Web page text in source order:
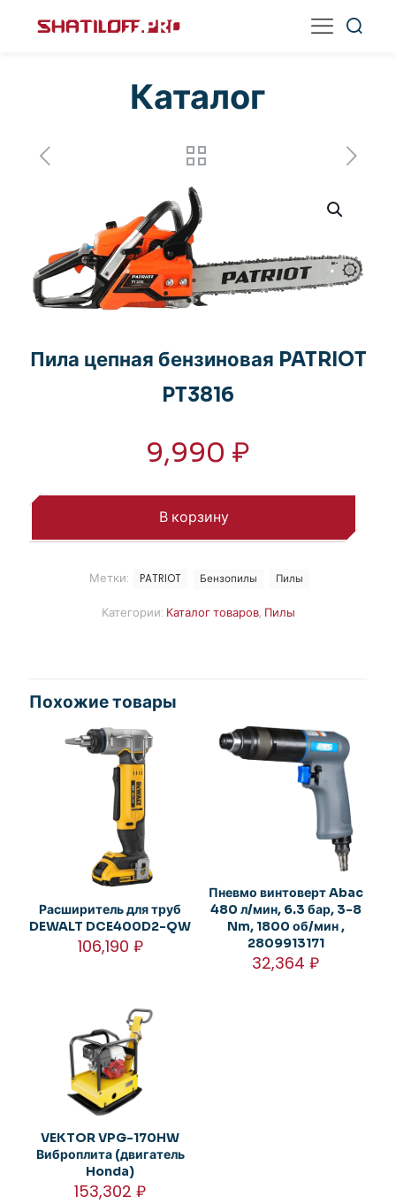
Каталог
Пила цепная бензиновая PATRIOT
PT3816
9,990 ₽
В корзину
Категории: Каталог товаров, Пилы
Метки: PATRIOT Бензопилы Пилы
Похожие товары
Расширитель для труб
DEWALT DCE400D2-QW
106,190 ₽
Пневмо винтоверт Abac
480 л/мин, 6.3 бар, 3-8
Nm, 1800 об/мин ,
2809913171
32,364₽
VEKTOR VPG-170HW
Виброплита (двигатель
Honda)
153,302₽